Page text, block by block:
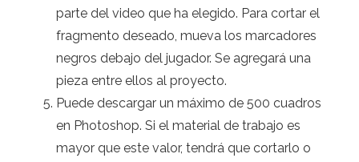
parte del video que ha elegido. Para cortar el
fragmento deseado, mueva los marcadores
negros debajo del jugador. Se agregará una
pieza entre ellos al proyecto.
Puede descargar un máximo de 500 cuadros
en Photoshop. Si el material de trabajo es
mayor que este valor, tendrá que cortarlo o